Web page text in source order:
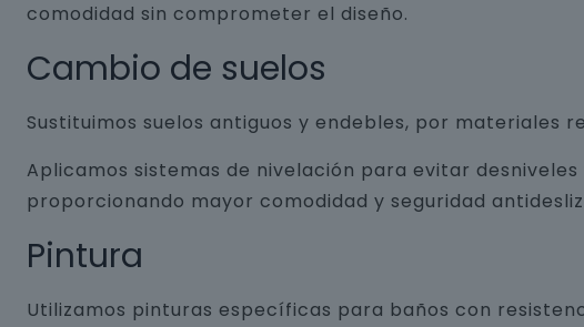
comodidad sin comprometer el diseño.
Cambio de suelos
Sustituimos suelos antiguos y endebles, por
Aplicamos sistemas de nivelación para evitar
proporcionando mayor comodidad y seguridad
Pintura
Utilizamos pinturas específicas para baños con